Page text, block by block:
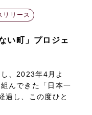
リリース
い町」プロジェ
、2023年4月よ
んできた「日本一
過し、この度ひと